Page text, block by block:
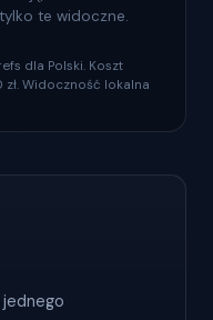
te widoczne.
dla Polski. Koszt
Widoczność lokalna
jednego